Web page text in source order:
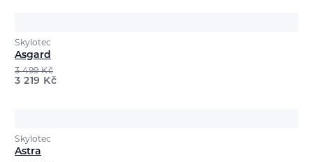
Skylotec
Asgard
3 499Kč
3 219 Kč
Skylotec
Astra